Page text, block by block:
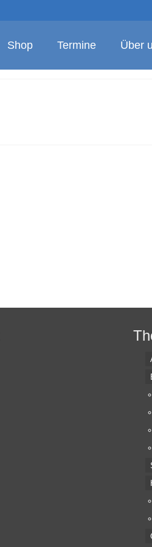
Shop Termine Über